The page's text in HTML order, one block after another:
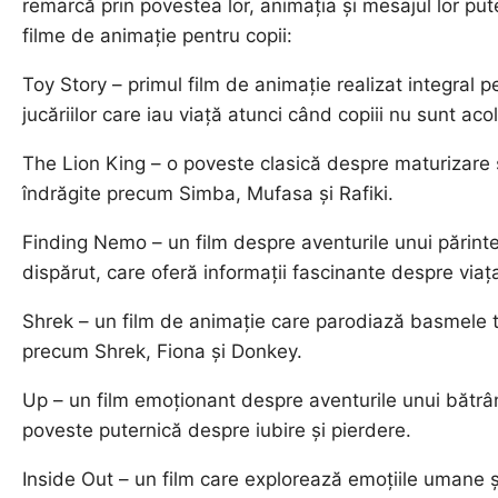
remarcă prin povestea lor, animația și mesajul lor
filme de animație pentru copii:
Toy Story – primul film de animație realizat integral
jucăriilor care iau viață atunci când copiii nu sunt
The Lion King – o poveste clasică despre
îndrăgite precum Simba, Mufasa și Rafiki.
Finding Nemo – un film despre aventurile unui
dispărut, care oferă informații fascinante despre
Shrek – un film de animație care parodiază
precum Shrek, Fiona și Donkey.
Up – un film emoționant despre aventurile unui
poveste puternică despre iubire și pierdere.
Inside Out – un film care explorează emoțiile umane